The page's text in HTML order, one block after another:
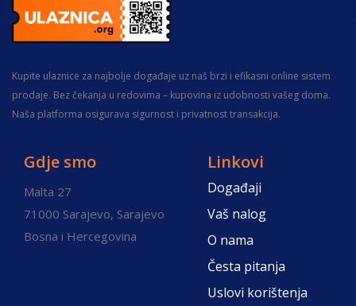
Kupite ulaznice za najbolje događaje uz naš brzi i efikasni online sistem
prodaje. Bez čekanja u redovima – kupovina iz udobnosti vašeg doma.
Naša platforma osigurava sigurnost i privatnost transakcija.
Gdje smo
Malta 27
71000 Sarajevo, Sarajevo
Bosna i Hercegovina
Linkovi
Događaji
Vaš nalog
O nama
Česta pitanja
Uslovi korištenja